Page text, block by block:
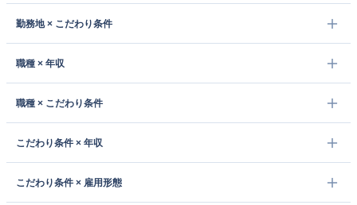
勤務地 × こだわり条件
職種 × 年収
職種 × こだわり条件
こだわり条件 × 年収
こだわり条件 × 雇用形態